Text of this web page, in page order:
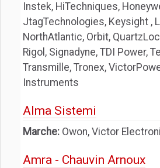
Instek, HiTechniques,
JtagTechnologies, Keysight ,
NorthAtlantic, Orbit,
Rigol, Signadyne, TDI Power,
Transmille, Tronex,
Instruments
Alma Sistemi
Marche: Owon, Victor
Amra - Chauvin Arnoux